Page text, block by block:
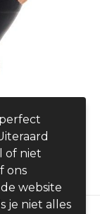
of niet
ons
website
je niet alles